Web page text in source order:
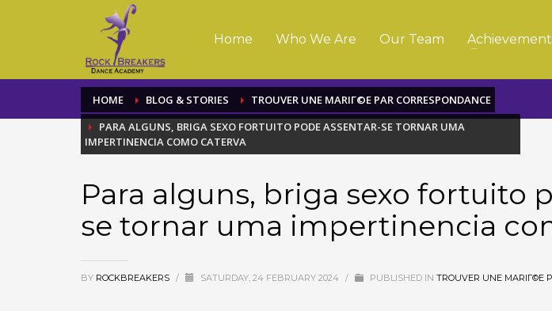
Home Who We Are Our Team
HOME BLOG & STORIES
TROUVER UNE MARIГ©E PAR CORRESPONDANCE
PARA ALGUNS, BRIGA SEXO FORTUITO PODE ASSENTAR-SE TORNAR UMA
IMPERTINENCIA COMO CATERVA
Para alguns, briga sexo fortuito
se tornar uma impertinencia
BY ROCKBREAKERS / SATURDAY, 24 FEBRUARY 2024 / PUBLISHED IN TROUVER UNE MARIГ©E